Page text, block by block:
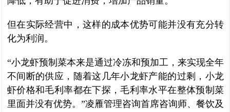
但在实际经营中，这样的成本优势可能并没有充分转
化为利润。
“小龙虾预制菜本来是通过冷冻和预加工，来实现全年
不间断的供应，随着这几年小龙虾产能的过剩，小龙
虾价格和毛利率都在下探，毛利率水平在整体预制菜
里面并没有优势。”凌雁管理咨询首席咨询师、餐饮及